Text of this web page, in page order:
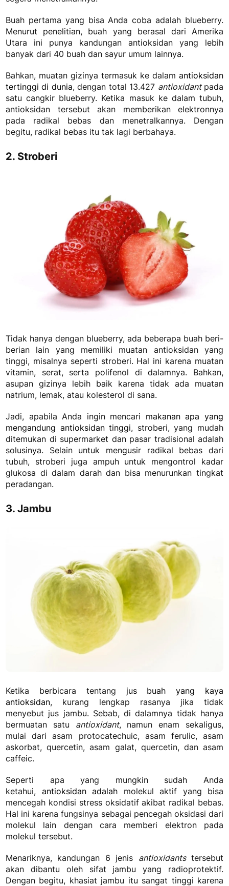
Buah pertama yang bisa Anda coba adalah blueberry.
Menurut penelitian, buah yang berasal dari Amerika
Utara ini punya kandungan antioksidan yang lebih
banyak dari 40 buah dan sayur umum lainnya.
Bahkan, muatan gizinya termasuk ke dalam antioksidan
tertinggi di dunia, dengan total 13.427 antioxidantpada
satu cangkir blueberry. Ketika masuk ke dalam tubuh,
antioksidan tersebut akan memberikan elektronnya
pada radikal bebas dan menetralkannya. Dengan
begitu, radikal bebas itu tak lagi berbahaya.
2. Stroberi
Tidak hanya dengan blueberry, ada beberapa buah beri-
berian lain yang memiliki muatan antioksidan yang
tinggi, misalnya seperti stroberi. Hal ini karena muatan
vitamin, serat, serta polifenol di dalamnya. Bahkan,
asupan gizinya lebih baik karena tidak ada muatan
natrium, lemak, atau kolesterol di sana.
Jadi, apabila Anda ingin mencari makanan apa yang
mengandung antioksidan tinggi, stroberi, yang mudah
ditemukan di supermarket dan pasar tradisional adalah
solusinya. Selain untuk mengusir radikal bebas dari
tubuh, stroberi juga ampuh untuk mengontrol kadar
glukosa di dalam darah dan bisa menurunkan tingkat
peradangan.
3. Jambu
Ketika berbicara tentang jus buah yang kaya
antioksidan, kurang lengkap rasanya jika tidak
menyebut jus jambu. Sebab, di dalamnya tidak hanya
bermuatan satu antioxidant, namun enam sekaligus,
mulai dari asam protocatechuic, asam ferulic, asam
askorbat, quercetin, asam galat, quercetin, dan asam
caffeic.
Seperti apa yang mungkin sudah Anda
ketahui, antioksidan adalah molekul aktif yang bisa
mencegah kondisi stress oksidatif akibat radikal bebas.
Hal ini karena fungsinya sebagai pencegah oksidasi dari
molekul lain dengan cara memberi elektron pada
molekul tersebut.
Menariknya, kandungan 6 jenis antioxidantstersebut
akan dibantu oleh sifat jambu yang radioprotektif.
Dengan begitu, khasiat jambu itu sangat tinggi karena